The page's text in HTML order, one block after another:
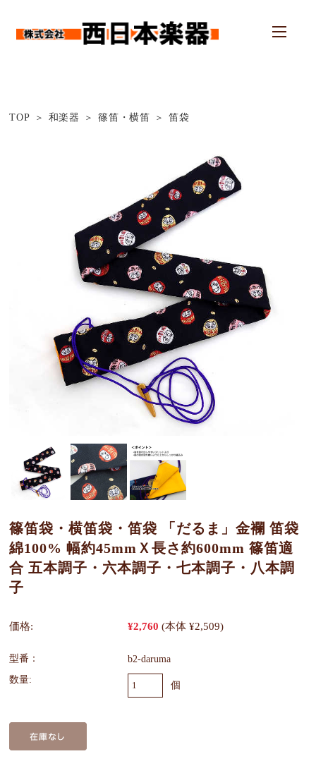
TOP 和楽器 篠笛・横笛 笛袋
篠笛袋・横笛袋・笛袋 「だるま」金襴 笛袋
綿100% 幅約45mmＸ長さ約600mm 篠笛適
合 五本調子・六本調子・七本調子・八本調
子
価格: ¥2,760 (本体 ¥2,509)
型番：
b2-daruma
数量:
個